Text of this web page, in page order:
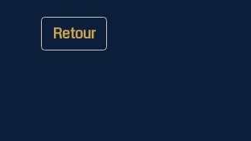
Retour